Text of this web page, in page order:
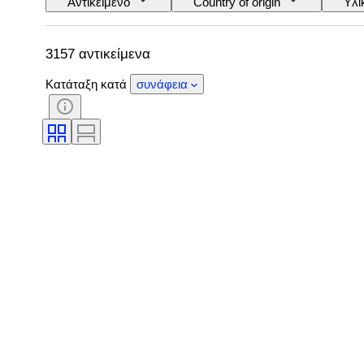
Λεπττότητα
Στυλ Χρώμα
3157 αντικείμενα
Κατάταξη κατά συνάφεια